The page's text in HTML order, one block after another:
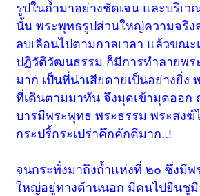
รูปในถ้ำมาอย่างชัดเจน และบริเว
นั้น พระพุทธรูปส่วนใหญ่ความจริง
ลบเลือนไปตามกาลเวลา แล้วขณะ
ปฏิวัติวัฒนธรรม ก็มีการทำลายพร
มาก เป็นที่น่าเสียดายเป็นอย่างยิ่ง
ที่เดินตามมาทัน จึงมุดเข้ามุดออก
บารมีพระพุทธ พระธรรม พระสงฆ์
กระปรี้กระเปร่าคึกคักดีมาก..!
จนกระทั่งมาถึงถ้ำแห่งที่ ๒๐ ซึ่งมีพ
ใหญ่อยู่ทางด้านนอก มีคนไปยืนชูมื